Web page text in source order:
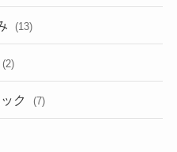
(13)
(2)
ク (7)